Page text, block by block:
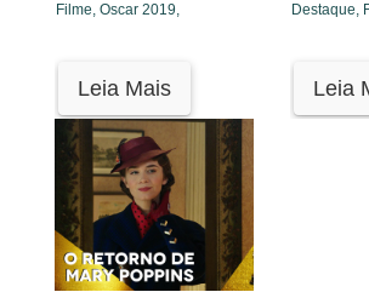
Filme, Oscar 2019,
Leia Mais
Destaque,
Leia